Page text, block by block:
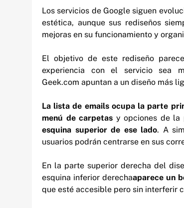
Los servicios de Google siguen
estética, aunque sus rediseños
mejoras en su funcionamiento y
El objetivo de este rediseño
experiencia con el servicio sea
Geek.com apuntan a un diseño más
La lista de emails ocupa la parte
menú de carpetas y opciones de
esquina superior de ese lado. A
usuarios podrán centrarse en sus
En la parte superior derecha del
esquina inferior derechaaparece un
que esté accesible pero sin interferir